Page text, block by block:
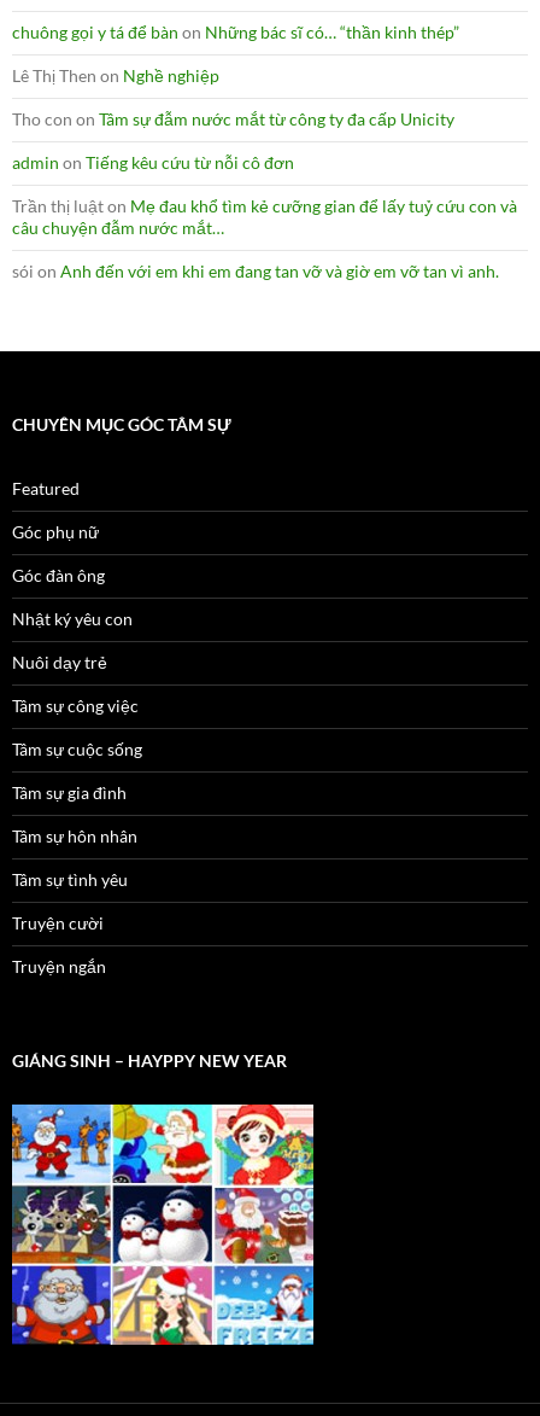
chuông gọi y tá để bàn on Những bác sĩ có… “thần kinh thép”
Lê Thị Then on Nghề nghiệp
Tho con on Tâm sự đẫm nước mắt từ công ty đa cấp Unicity
admin on Tiếng kêu cứu từ nỗi cô đơn
Trần thị luậton Mẹ đau khổ tìm kẻ cưỡng gian để lấy tuỷ cứu con và
câu chuyện đẫm nước mắt…
sói on Anh đến với em khi em đang tan vỡ và giờ em vỡ tan vì anh.
CHUYÊN MỤC GÓC TÂM SỰ
Featured
Góc phụ nữ
Góc đàn ông
Nhật ký yêu con
Nuôi dạy trẻ
Tâm sự công việc
Tâm sự cuộc sống
Tâm sự gia đình
Tâm sự hôn nhân
Tâm sự tình yêu
Truyện cười
Truyện ngắn
GIÁNG SINH – HAYPPY NEW YEAR